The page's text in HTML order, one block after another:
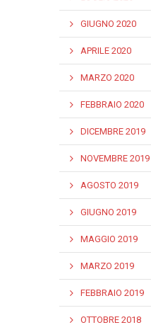
GIUGNO 2020
APRILE 2020
MARZO 2020
FEBBRAIO 2020
DICEMBRE 2019
NOVEMBRE 2019
AGOSTO 2019
GIUGNO 2019
MAGGIO 2019
MARZO 2019
FEBBRAIO 2019
OTTOBRE 2018